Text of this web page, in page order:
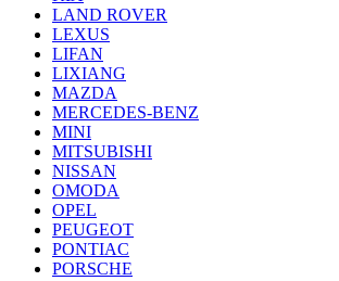
LAND ROVER
LEXUS
LIFAN
LIXIANG
MAZDA
MERCEDES-BENZ
MINI
MITSUBISHI
NISSAN
OMODA
OPEL
PEUGEOT
PONTIAC
PORSCHE